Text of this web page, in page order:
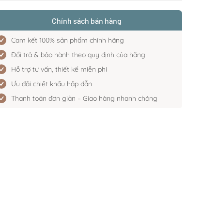
Chính sách bán hàng
Cam kết 100% sản phẩm chính hãng
Đổi trả & bảo hành theo quy định của hãng
Hỗ trợ tư vấn, thiết kế miễn phí
Ưu đãi chiết khấu hấp dẫn
Thanh toán đơn giản – Giao hàng nhanh chóng